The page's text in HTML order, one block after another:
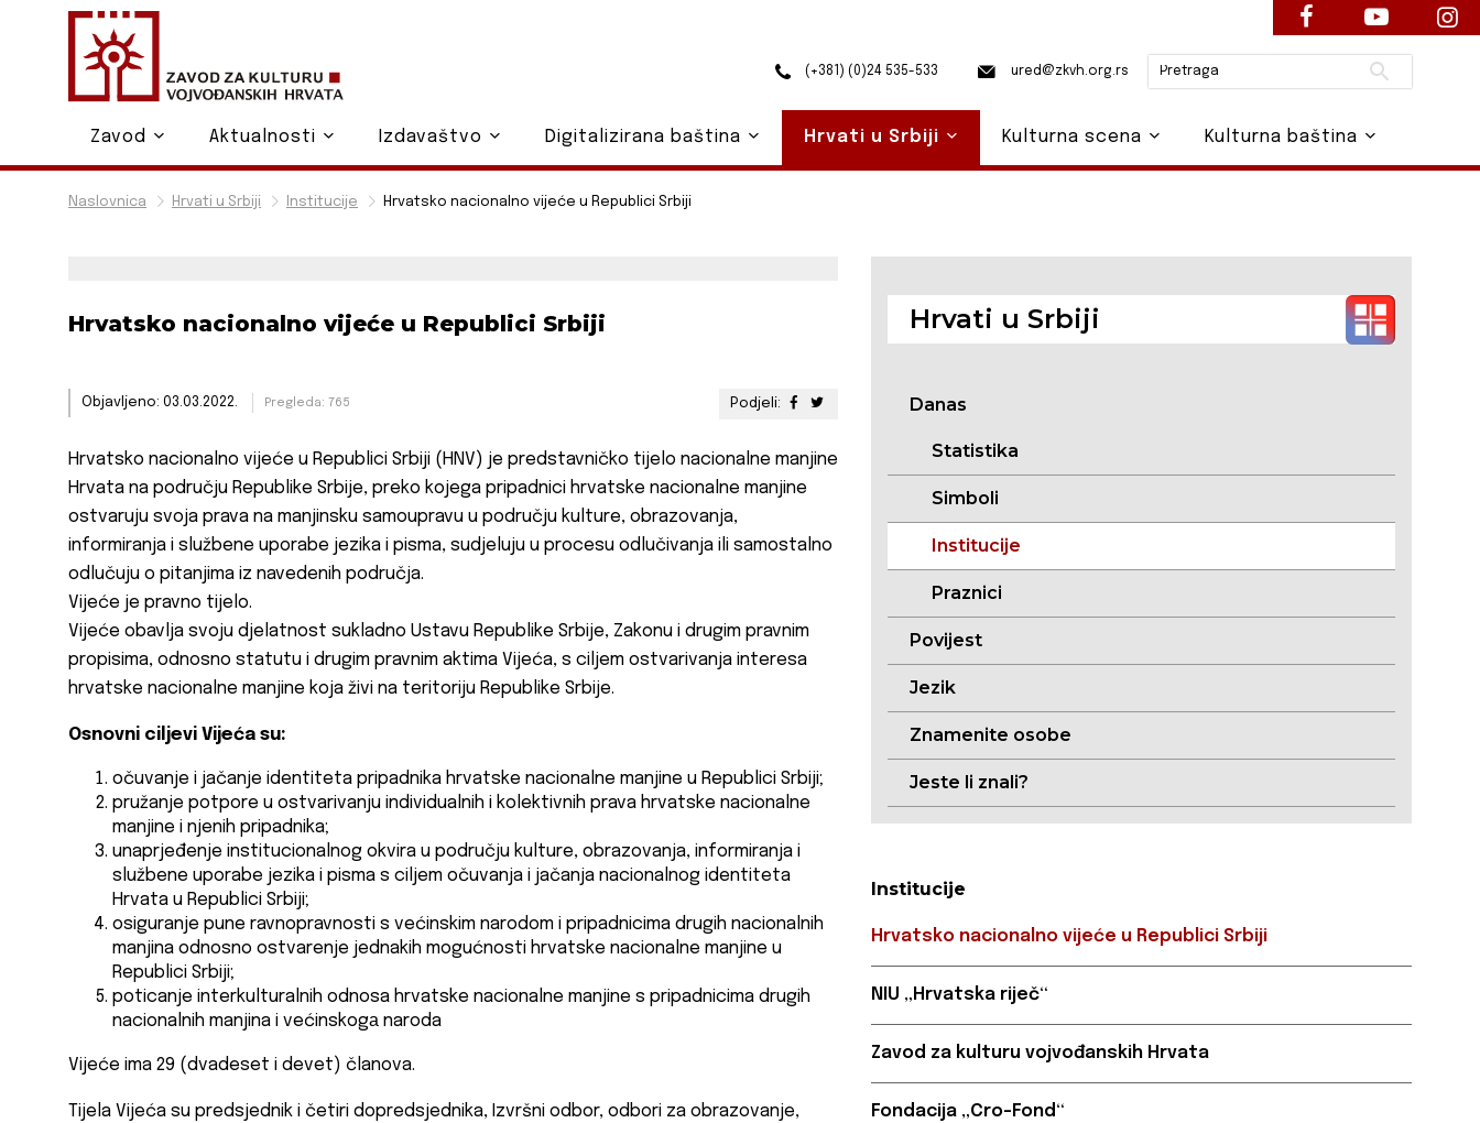
Naslovnica Hrvati u Srbiji Institucije Hrvatsko nacionalno vijeće u Republici Srbiji
Hrvatsko nacionalno vijeće u Republici Srbiji
Podjeli:
Objavljeno: 03.03.2022. Pregleda: 765
Hrvatsko nacionalno vijeće u Republici Srbiji (HNV) je predstavničko tijelo nacionalne manjine
Hrvata na području Republike Srbije, preko kojega pripadnici hrvatske nacionalne manjine
ostvaruju svoja prava na manjinsku samoupravu u području kulture, obrazovanja,
informiranja i službene uporabe jezika i pisma, sudjeluju u procesu odlučivanja ili samostalno
odlučuju o pitanjima iz navedenih područja.
Vijeće je pravno tijelo.
Vijeće obavlja svoju djelatnost sukladno Ustavu Republike Srbije, Zakonu i drugim pravnim
propisima, odnosno statutu i drugim pravnim aktima Vijeća, s ciljem ostvarivanja interesa
hrvatske nacionalne manjine koja živi na teritoriju Republike Srbije.
Osnovni ciljevi Vijeća su:
očuvanje i jačanje identiteta pripadnika hrvatske nacionalne manjine u Republici Srbiji;
pružanje potpore u ostvarivanju individualnih i kolektivnih prava hrvatske nacionalne
manjine i njenih pripadnika;
unaprjeđenje institucionalnog okvira u području kulture, obrazovanja, informiranja i
službene uporabe jezika i pisma s ciljem očuvanja i jačanja nacionalnog identiteta
Hrvata u Republici Srbiji;
osiguranje pune ravnopravnosti s većinskim narodom i pripadnicima drugih nacionalnih
manjina odnosno ostvarenje jednakih mogućnosti hrvatske nacionalne manjine u
Republici Srbiji;
poticanje interkulturalnih odnosa hrvatske nacionalne manjine s pripadnicima drugih
nacionalnih manjina i većinskogа naroda
Vijeće ima 29 (dvadeset i devet) članova.
Tijela Vijeća su predsjednik i četiri dopredsjednika, Izvršni odbor, odbori za obrazovanje,
Hrvati u Srbiji
Danas
Statistika
Simboli
Institucije
Praznici
Povijest
Jezik
Znamenite osobe
Jeste li znali?
Institucije
Hrvatsko nacionalno vijeće u Republici Srbiji
NIU „Hrvatska riječ“
Zavod za kulturu vojvođanskih Hrvata
Fondacija „Cro-Fond“
(+381) (0)24 535-533 ured@zkvh.org.rs Pretraži
Zavod Aktualnosti Izdavaštvo Digitalizirana baština Hrvati u Srbiji Kulturna scena Kulturna baština